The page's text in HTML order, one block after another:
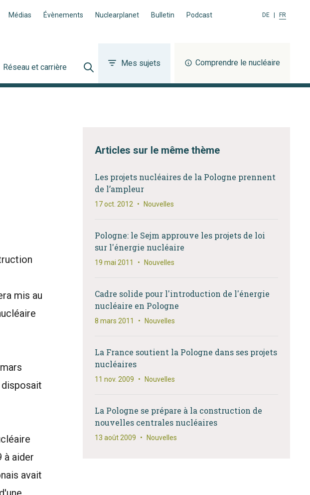
Médias Évènements Nuclearplanet Bulletin Podcast DE FR
Réseau et carrière Mes sujets Comprendre le nucléaire
mis au
à aider
avait
Articles sur le même thème
Les projets nucléaires de la Pologne prennent
de l’ampleur
17 oct. 2012 • Nouvelles
Pologne: le Sejm approuve les projets de loi
sur l'énergie nucléaire
19 mai 2011 • Nouvelles
Cadre solide pour l'introduction de l'énergie
nucléaire en Pologne
8 mars 2011 • Nouvelles
La France soutient la Pologne dans ses projets
nucléaires
11 nov. 2009 • Nouvelles
La Pologne se prépare à la construction de
nouvelles centrales nucléaires
13 août 2009 • Nouvelles